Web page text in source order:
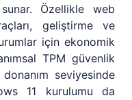
Özellikle web
geliştirme ve
için ekonomik
TPM güvenlik
seviyesinde
11 kurulumu da